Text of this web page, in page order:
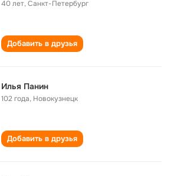
40 лет,Санкт-Петербург
Добавить в друзья
Илья Панин
102 года, Новокузнецк
Добавить в друзья